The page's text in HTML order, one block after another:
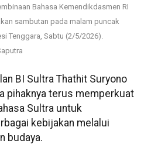
Bahasa Kemendikdasmen RI
sambutan pada malam puncak
Tenggara, Sabtu (2/5/2026).
BI Sultra Thathit Suryono
pihaknya terus memperkuat
Sultra untuk
kebijakan melalui
budaya.